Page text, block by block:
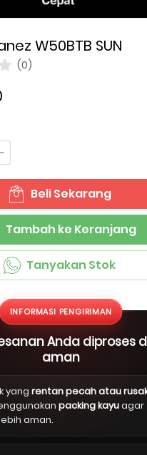
W50BTB SUN
(0)
` Beli Sekarang
Tambah ke Keranjang
` Tanyakan Stok
INFORMASI PENGIRIMAN
Anda diproses
aman
yang rentan pecah atau
packing kayuagar
aman.